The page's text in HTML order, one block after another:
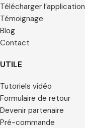
Télécharger l’application
Témoignage
Blog
Contact
UTILE
Tutoriels vidéo
Formulaire de retour
Devenir partenaire
Pré-commande